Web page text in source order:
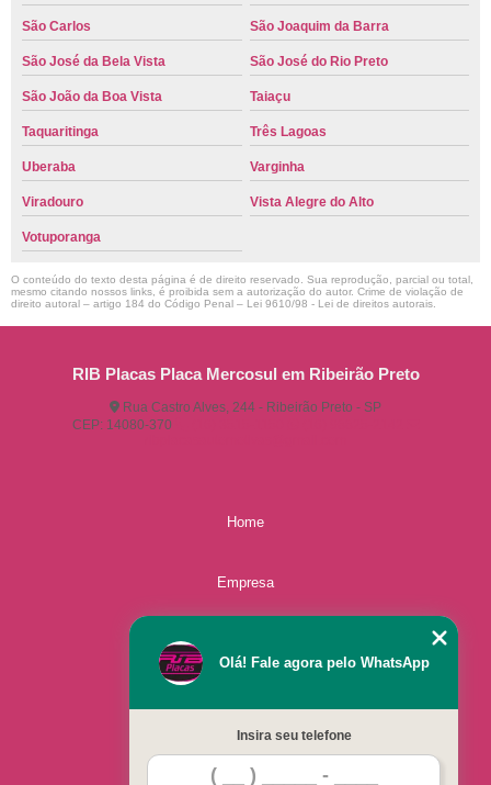
São Carlos São Joaquim da Barra
São José da Bela Vista São José do Rio Preto
São João da Boa Vista Taiaçu
Taquaritinga Três Lagoas
Uberaba Varginha
Viradouro Vista Alegre do Alto
Votuporanga
O conteúdo do texto desta página é de direito reservado. Sua reprodução, parcial ou total,
mesmo citando nossos links, é proibida sem a autorização do autor. Crime de violação de
direito autoral – artigo 184 do Código Penal – Lei 9610/98 - Lei de direitos autorais
RIB Placas Placa Mercosul em Ribeirão Preto
Rua Castro Alves, 244 - Ribeirão Preto - SP
CEP: 14080-370
Home
Empresa
Contato
Olá! Fale agora pelo WhatsApp
Insira seu telefone